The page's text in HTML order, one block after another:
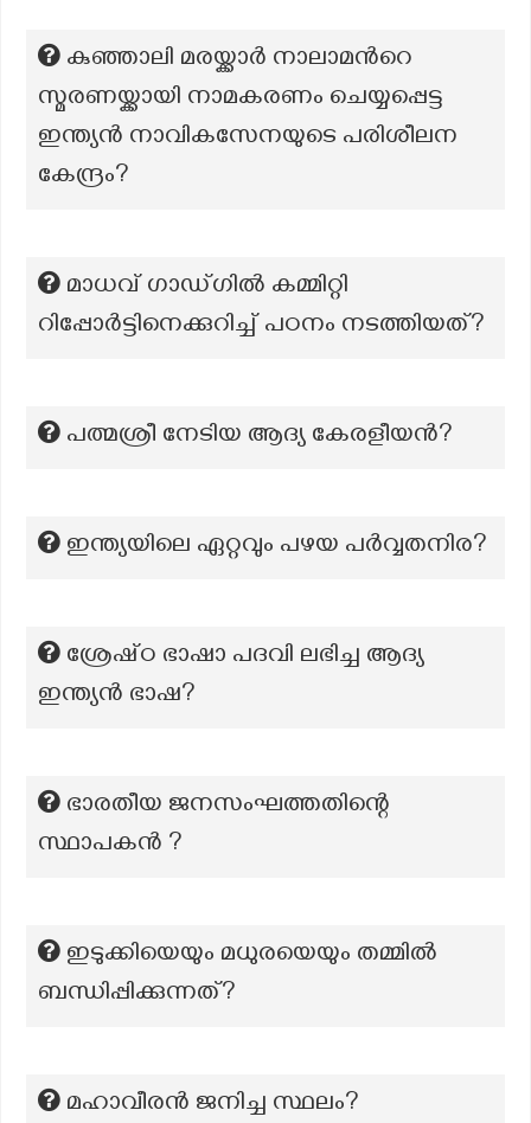
കുഞ്ഞാലി മരയ്ക്കാർ നാലാമന്‍റെ
സ്മരണയ്ക്കായി നാമകരണം ചെയ്യപ്പെട്ട
ഇന്ത്യൻ നാവികസേനയുടെ പരിശീലന
കേന്ദ്രം?
മാധവ് ഗാഡ്ഗിൽ കമ്മിറ്റി
റിപ്പോർട്ടിനെക്കുറിച്ച് പഠനം നടത്തിയത്?
പത്മശ്രീ നേടിയ ആദ്യ കേരളീയന്‍?
ഇന്ത്യയിലെ ഏറ്റവും പഴയ പർവ്വതനിര?
ശ്രേഷ്‌ഠ ഭാഷാ പദവി ലഭിച്ച ആദ്യ
ഇന്ത്യൻ ഭാഷ?
ഭാരതീയ ജനസംഘത്തതിന്റെ
സ്ഥാപകൻ ?
ഇടുക്കിയെയും മധുരയെയും തമ്മില്‍
ബന്ധിപ്പിക്കുന്നത്?
മഹാവീരന്‍ ജനിച്ച സ്ഥലം?